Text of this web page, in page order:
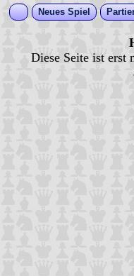
Neues Spiel
Diese Seite ist erst